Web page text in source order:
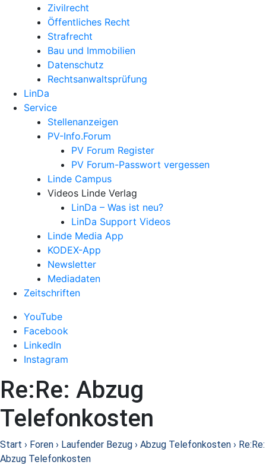
Zivilrecht
Öffentliches Recht
Strafrecht
Bau und Immobilien
Datenschutz
Rechtsanwalts­prüfung
LinDa
Service
Stellenanzeigen
PV-Info.Forum
PV Forum Register
PV Forum-Passwort vergessen
Linde Campus
Videos Linde Verlag
LinDa – Was ist neu?
LinDa Support Videos
Linde Media App
KODEX-App
Newsletter
Mediadaten
Zeitschriften
YouTube
Facebook
LinkedIn
Instagram
Re:Re: Abzug
Telefonkosten
Start › Foren › Laufender Bezug › Abzug Telefonkosten › Re:Re:
Abzug Telefonkosten